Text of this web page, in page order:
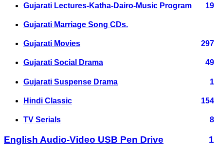
Gujarati Lectures-Katha-Dairo-Music Program 19
Gujarati Marriage Song CDs.
Gujarati Movies 297
Gujarati Social Drama 49
Gujarati Suspense Drama 1
Hindi Classic 154
TV Serials 8
English Audio-Video USB Pen Drive
1